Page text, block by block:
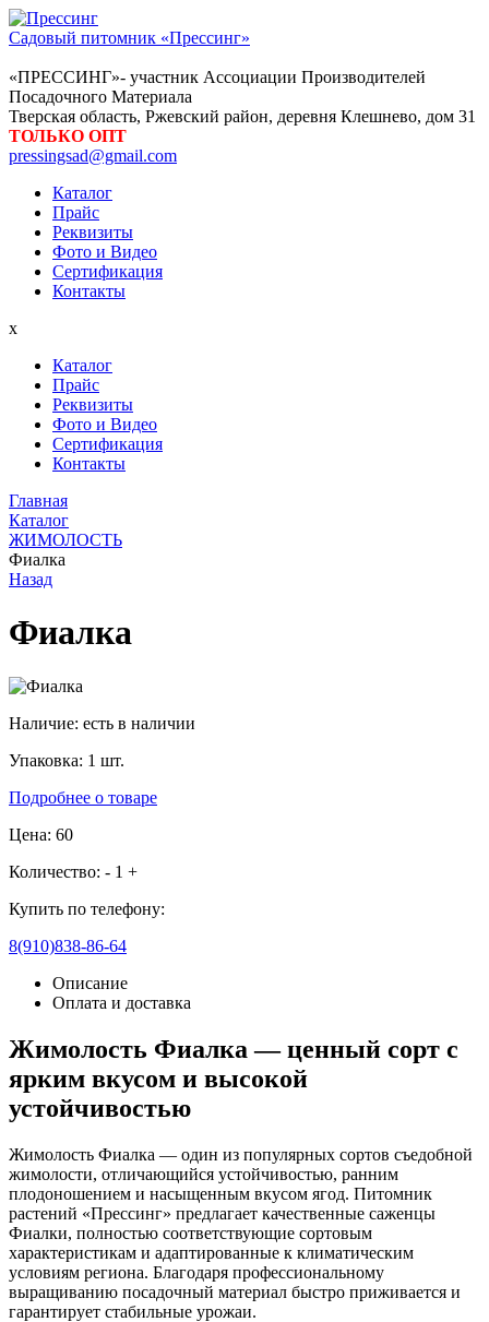
Садовый питомник «Прессинг»
«ПРЕССИНГ»- участник Ассоциации Производителей
Посадочного Материала
Тверская область, Ржевский район, деревня Клешнево, дом 31
ТОЛЬКО ОПТ
pressingsad@gmail.com
Каталог
Прайс
Реквизиты
Фото и Видео
Сертификация
Контакты
x
Каталог
Прайс
Реквизиты
Фото и Видео
Сертификация
Контакты
Главная
Каталог
ЖИМОЛОСТЬ
Фиалка
Назад
Фиалка
Наличие: есть в наличии
Упаковка: 1 шт.
Подробнее о товаре
Цена: 60
Количество: - 1 +
Купить по телефону:
8(910)838-86-64
Описание
Оплата и доставка
Жимолость Фиалка — ценный сорт с
ярким вкусом и высокой
устойчивостью
Жимолость Фиалка — один из популярных сортов съедобной
жимолости, отличающийся устойчивостью, ранним
плодоношением и насыщенным вкусом ягод. Питомник
растений «Прессинг» предлагает качественные саженцы
Фиалки, полностью соответствующие сортовым
характеристикам и адаптированные к климатическим
условиям региона. Благодаря профессиональному
выращиванию посадочный материал быстро приживается и
гарантирует стабильные урожаи.